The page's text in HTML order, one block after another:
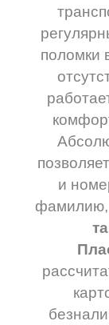
поломки
и
фамилию,